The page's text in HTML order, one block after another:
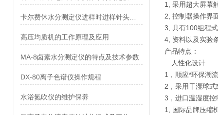
高压均质机的工作原理及应用
MA-8卤素水分测定仪的特点及技术参数
DX-80离子色谱仪操作规程
水浴氮吹仪的维护保养
1, 采用超大屏幕
2, 控制器操作界
3, 具有100组程
4, 资料以及实验
产品特点：
人性化设计
1，顺应*环保潮
2，采用干湿球
3，进口温湿度
1, 国际品牌压缩